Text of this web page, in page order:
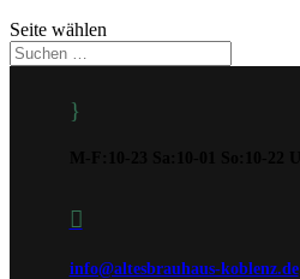
Seite wählen
}

info@altesbrauhaus-koblenz.de